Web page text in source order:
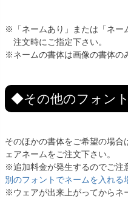
※「ネームあり」または「ネー
注文時にご指定下さい。
※ネームの書体は画像の書体の
◆その他のフォン
そのほかの書体をご希望の場合
ェアネームをご注文下さい。
※追加料金が発生するのでご注
別のフォントでネームを入れる
※ウェアが出来上がってからネ